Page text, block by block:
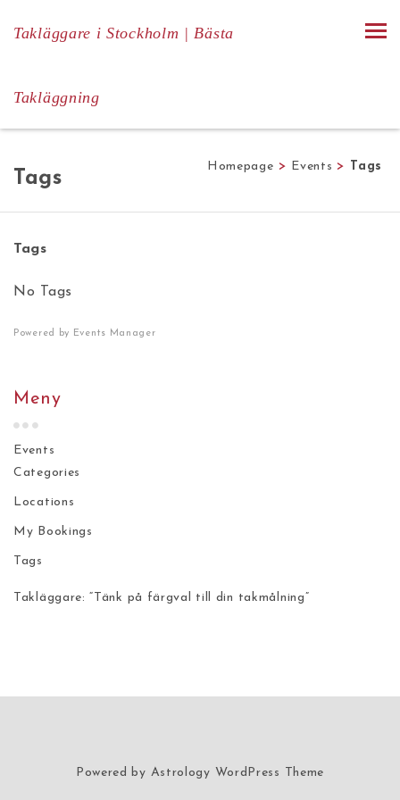
Takläggare i Stockholm | Bästa
Takläggning
Tags
Homepage > Events > Tags
Meny
Events
Categories
Locations
My Bookings
Tags
Takläggare: “Tänk på färgval till din takmålning”
Tags
No Tags
Powered by Events Manager
Powered by Astrology WordPress Theme